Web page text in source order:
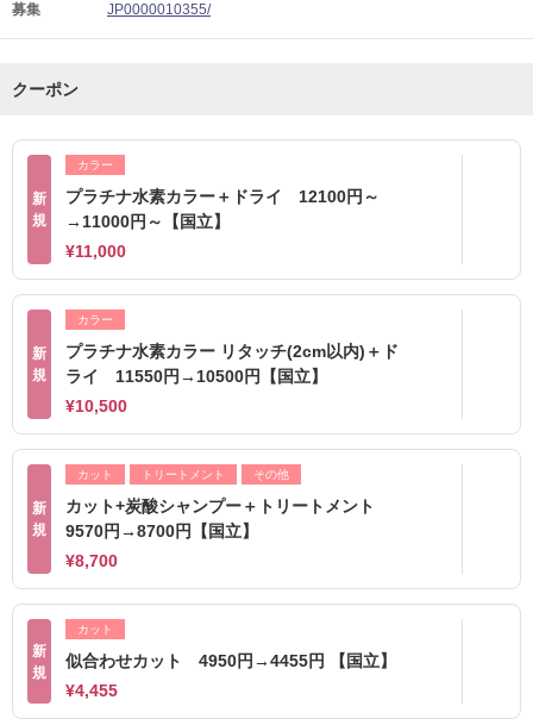
募集
JP0000010355/
クーポン
新
規
カラー
プラチナ水素カラー＋ドライ 12100円～
→11000円～【国立】
¥11,000
新
規
カラー
プラチナ水素カラー リタッチ(2cm以内)＋ド
ライ 11550円→10500円【国立】
¥10,500
新
規
カット トリートメント その他
カット+炭酸シャンプー＋トリートメント
9570円→8700円【国立】
¥8,700
新
規
カット
似合わせカット 4950円→4455円 【国立】
¥4,455